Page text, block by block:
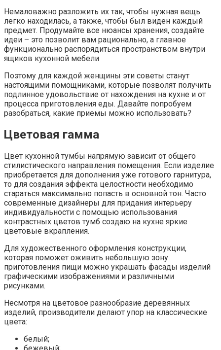
Немаловажно разложить их так, чтобы нужная вещь
легко находилась, а также, чтобы был виден каждый
предмет. Продумайте все нюансы хранения, создайте
идеи – это позволит вам рационально, а главное
функционально распорядиться пространством внутри
ящиков кухонной мебели
Поэтому для каждой женщины эти советы станут
настоящими помощниками, которые позволят получить
подлинное удовольствие от нахождения на кухне и от
процесса приготовления еды. Давайте попробуем
разобраться, какие приемы можно использовать?
Цветовая гамма
Цвет кухонной тумбы напрямую зависит от общего
стилистического направления помещения. Если изделие
приобретается для дополнения уже готового гарнитура,
то для создания эффекта целостности необходимо
стараться максимально попасть в основной тон. Часто
современные дизайнеры для придания интерьеру
индивидуальности с помощью использования
контрастных цветов тумб создаю на кухне яркие
цветовые вкрапления.
Для художественного оформления конструкции,
которая поможет оживить небольшую зону
приготовления пищи можно украшать фасады изделий
графическими изображениями и различными
рисунками.
Несмотря на цветовое разнообразие деревянных
изделий, производители делают упор на классические
цвета:
белый;